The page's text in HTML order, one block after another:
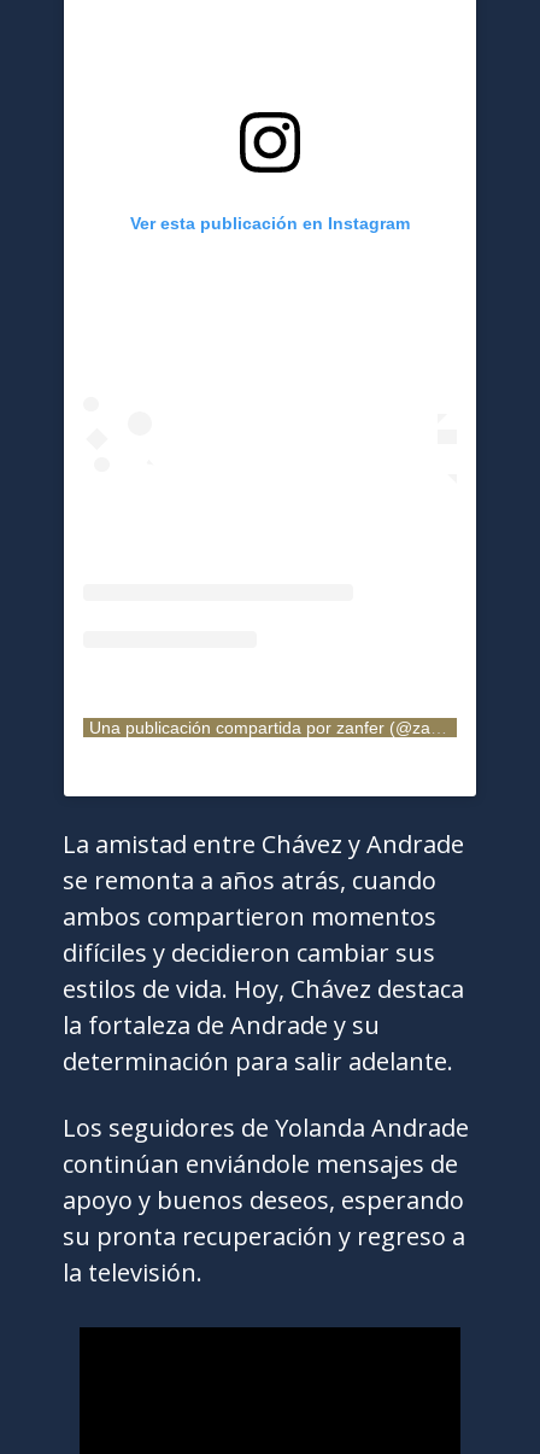
Ver esta publicación en Instagram
Una publicación compartida por zanfer (@zanferboxing)
La amistad entre Chávez y Andrade
se remonta a años atrás, cuando
ambos compartieron momentos
difíciles y decidieron cambiar sus
estilos de vida. Hoy, Chávez destaca
la fortaleza de Andrade y su
determinación para salir adelante.
Los seguidores de Yolanda Andrade
continúan enviándole mensajes de
apoyo y buenos deseos, esperando
su pronta recuperación y regreso a
la televisión.